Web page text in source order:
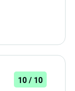
10 / 10